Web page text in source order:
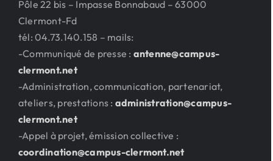
Pôle 22 bis – Impasse Bonnabaud – 63000
Clermont-Fd
tél: 04.73.140.158 – mails:
-Communiqué de presse : antenne@campus-
clermont.net
-Administration, communication, partenariat,
ateliers, prestations : administration@campus-
clermont.net
-Appel à projet, émission collective :
coordination@campus-clermont.net